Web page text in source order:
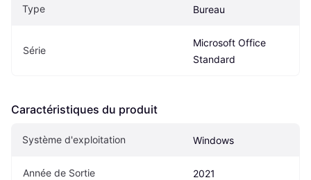
Type Bureau
Série
Microsoft Office
Standard
Caractéristiques du produit
Système d'exploitation Windows
Année de Sortie 2021